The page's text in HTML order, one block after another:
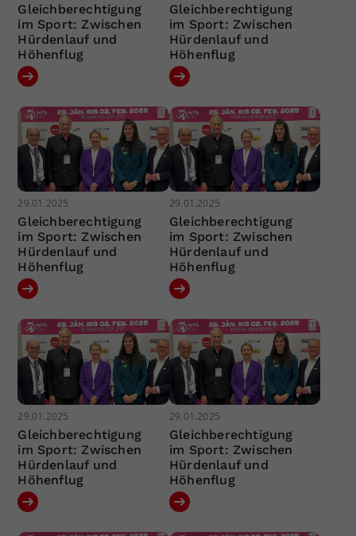
Gleichberechtigung
im Sport: Zwischen
Hürdenlauf und
Höhenflug
Gleichberechtigung
im Sport: Zwischen
Hürdenlauf und
Höhenflug
29.01.2025
Gleichberechtigung
im Sport: Zwischen
Hürdenlauf und
Höhenflug
29.01.2025
Gleichberechtigung
im Sport: Zwischen
Hürdenlauf und
Höhenflug
29.01.2025
Gleichberechtigung
im Sport: Zwischen
Hürdenlauf und
Höhenflug
29.01.2025
Gleichberechtigung
im Sport: Zwischen
Hürdenlauf und
Höhenflug